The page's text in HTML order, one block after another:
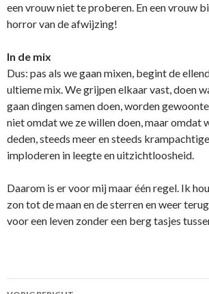
een vrouw niet te proberen. En een vrouw
horror van de afwijzing!
In de mix
Dus: pas als we gaan mixen, begint de
ultieme mix. We grijpen elkaar vast, doen
gaan dingen samen doen, worden
niet omdat we ze willen doen, maar omdat
deden, steeds meer en steeds
imploderen in leegte en uitzichtloosheid.
Daarom is er voor mij maar één regel. Ik
zon tot de maan en de sterren en weer
voor een leven zonder een berg tasjes